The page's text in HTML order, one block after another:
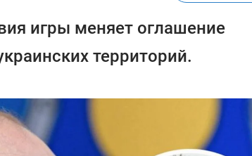
игры меняет оглашение
территорий.